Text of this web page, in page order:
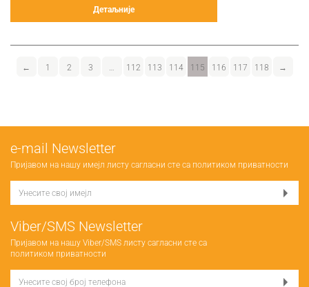
Детаљније
← 1 2 3 112 113 114 115 116 117 118 →
е-mail Newsletter
Пријавом на нашу имејл листу сагласни сте са политиком приватности
Viber/SMS Newsletter
Пријавом на нашу Viber/SMS листу сагласни сте са
политиком приватности